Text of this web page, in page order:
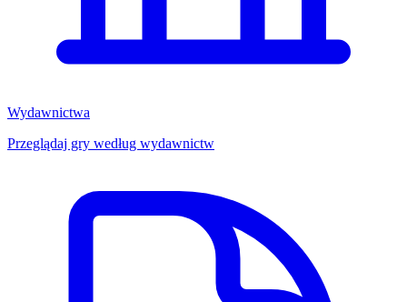
Wydawnictwa
Przeglądaj gry według wydawnictw